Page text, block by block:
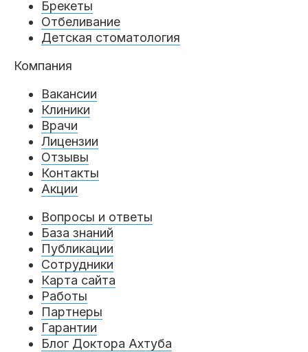
Брекеты
Отбеливание
Детская стоматология
Компания
Вакансии
Клиники
Врачи
Лицензии
Отзывы
Контакты
Акции
Вопросы и ответы
База знаний
Публикации
Сотрудники
Карта сайта
Работы
Партнеры
Гарантии
Блог Доктора Ахтуба